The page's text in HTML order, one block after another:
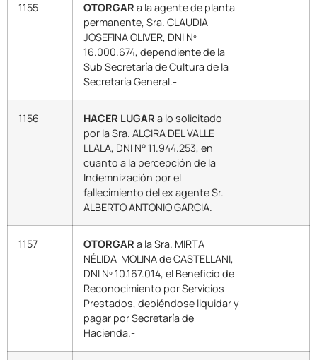
1155 OTORGAR a la agente de planta
permanente, Sra. CLAUDIA
JOSEFINA OLIVER, DNI Nº
16.000.674, dependiente de la
Sub Secretaría de Cultura de la
Secretaría General.-
1156 HACER LUGAR a lo solicitado
por la Sra. ALCIRA DEL VALLE
LLALA, DNI N° 11.944.253, en
cuanto a la percepción de la
Indemnización por el
fallecimiento del ex agente Sr.
ALBERTO ANTONIO GARCIA.-
1157 OTORGAR a la Sra. MIRTA
NÉLIDA MOLINA de CASTELLANI,
DNI Nº 10.167.014, el Beneficio de
Reconocimiento por Servicios
Prestados, debiéndose liquidar y
pagar por Secretaría de
Hacienda.-